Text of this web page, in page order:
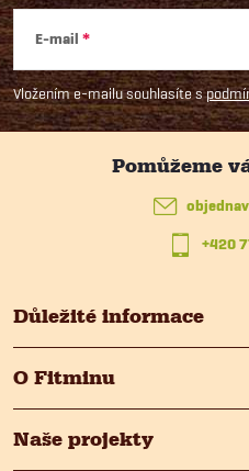
á
p
E-mail
Vložením e-mailu souhlasíte s
Důležité informace
O Fitminu
Naše projekty
+420